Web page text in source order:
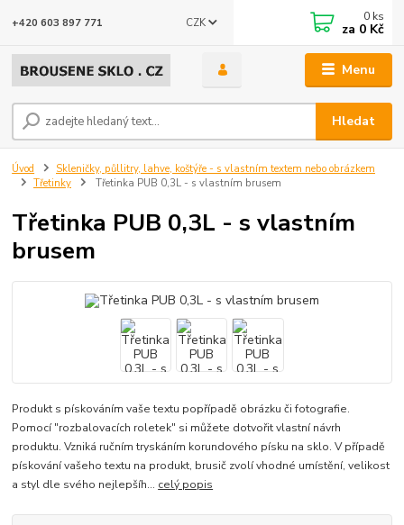
Menu
CZK
Hledat
+420 603 897 771 0 ks
za 0 Kč
Úvod
Skleničky, půllitry, lahve, koštýře - s vlastním textem nebo obrázkem
Třetinky
Třetinka PUB 0,3L - s vlastním brusem
Třetinka PUB 0,3L - s vlastním
brusem
Produkt s pískováním vaše textu popřípadě obrázku či fotografie.
Pomocí "rozbalovacích roletek" si můžete dotvořit vlastní návrh
produktu. Vzniká ručním tryskáním korundového písku na sklo. V případě
pískování vašeho textu na produkt, brusič zvolí vhodné umístění, velikost
a styl dle svého nejlepšíh... celý popis